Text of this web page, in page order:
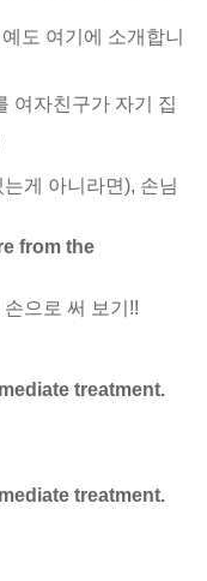
도 여기에 소개합니
여자친구가 자기 집
게 아니라면), 손님
from the
으로 써 보기!!
treatment.
treatment.